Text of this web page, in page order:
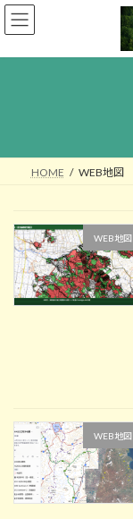
コ
ン
ン
ナ
ビ
ー
HOME WEB地図
WEB地図
WEB地図